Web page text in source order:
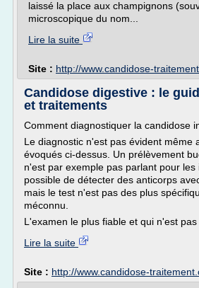
laissé la place aux champignons
microscopique du nom...
Lire la suite
Site : http://www.candidose-
Candidose digestive : le
et traitements
Comment diagnostiquer la candidose
Le diagnostic n'est pas évident même
évoqués ci-dessus. Un prélèvement
n'est par exemple pas parlant pour les
possible de détecter des anticorps
mais le test n'est pas des plus
méconnu.
L'examen le plus fiable et qui n'est pas
Lire la suite
Site : http://www.candidose-